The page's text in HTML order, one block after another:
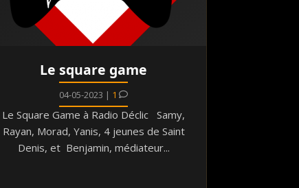
Le square game
04-05-2023 | 1
Le Square Game à Radio Déclic Samy,
Rayan, Morad, Yanis, 4 jeunes de Saint
Denis, et Benjamin, médiateur...